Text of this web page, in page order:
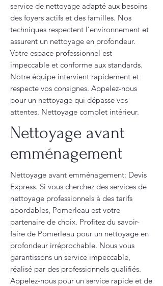
service de nettoyage adapté aux besoins
des foyers actifs et des familles. Nos
techniques respectent l’environnement et
assurent un nettoyage en profondeur.
Votre espace professionnel est
impeccable et conforme aux standards.
Notre équipe intervient rapidement et
respecte vos consignes. Appelez-nous
pour un nettoyage qui dépasse vos
attentes. Nettoyage complet intérieur.
Nettoyage avant
emménagement
Nettoyage avant emménagement: Devis
Express. Si vous cherchez des services de
nettoyage professionnels à des tarifs
abordables, Pomerleau est votre
partenaire de choix. Profitez du savoir-
faire de Pomerleau pour un nettoyage en
profondeur irréprochable. Nous vous
garantissons un service impeccable,
réalisé par des professionnels qualifiés.
Appelez-nous pour un service rapide et de